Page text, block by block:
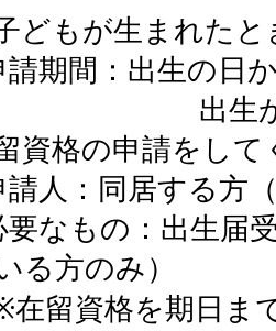
どもが生まれたと
期間：出生の日
から３０日
資格の申請をして
人：同居する方
なもの：出生届
る方のみ）
資格を期日まで